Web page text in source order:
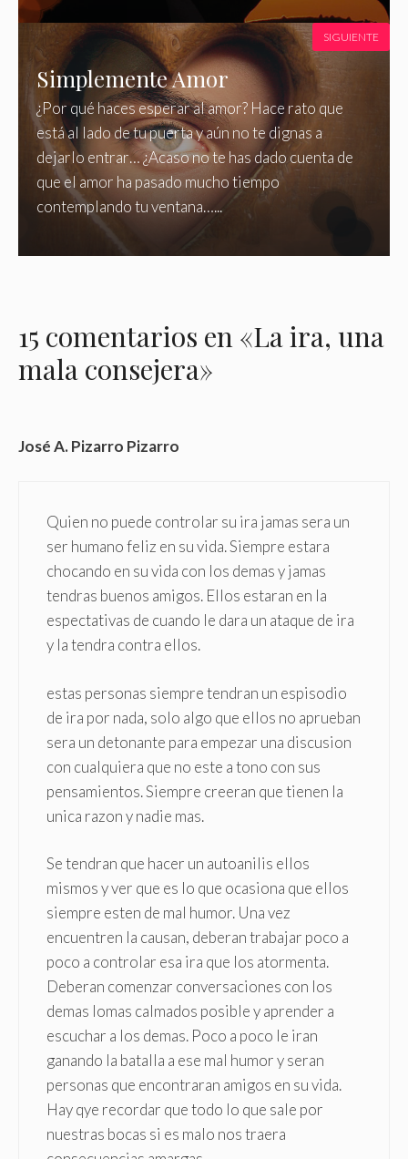
Simplemente Amor
¿Por qué haces esperar al amor? Hace rato que
está al lado de tu puerta y aún no te dignas a
dejarlo entrar… ¿Acaso no te has dado cuenta de
que el amor ha pasado mucho tiempo
contemplando tu ventana…...
SIGUIENTE
15 comentarios en «La ira, una
mala consejera»
José A. Pizarro Pizarro
Quien no puede controlar su ira jamas sera un
ser humano feliz en su vida. Siempre estara
chocando en su vida con los demas y jamas
tendras buenos amigos. Ellos estaran en la
espectativas de cuando le dara un ataque de ira
y la tendra contra ellos.
estas personas siempre tendran un espisodio
de ira por nada, solo algo que ellos no aprueban
sera un detonante para empezar una discusion
con cualquiera que no este a tono con sus
pensamientos. Siempre creeran que tienen la
unica razon y nadie mas.
Se tendran que hacer un autoanilis ellos
mismos y ver que es lo que ocasiona que ellos
siempre esten de mal humor. Una vez
encuentren la causan, deberan trabajar poco a
poco a controlar esa ira que los atormenta.
Deberan comenzar conversaciones con los
demas lomas calmados posible y aprender a
escuchar a los demas. Poco a poco le iran
ganando la batalla a ese mal humor y seran
personas que encontraran amigos en su vida.
Hay qye recordar que todo lo que sale por
nuestras bocas si es malo nos traera